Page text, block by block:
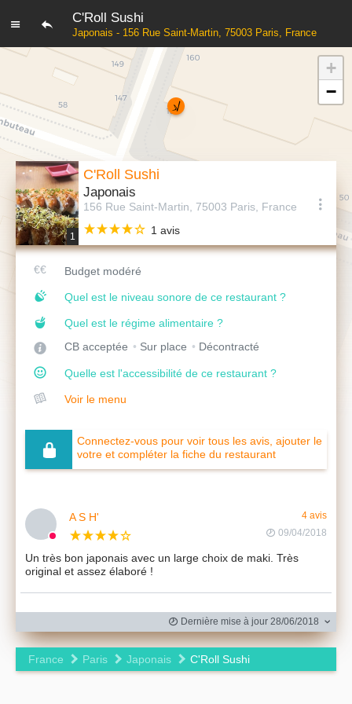
C'Roll Sushi
Japonais - 156 Rue Saint-Martin, 75003 Paris, France
1
C'Roll Sushi
Japonais
156 Rue Saint-Martin, 75003 Paris, France
1 avis
Budget modéré
Quel est le niveau sonore de ce restaurant ?
Quel est le régime alimentaire ?
CB acceptée
Sur place Décontracté
Quelle est l'accessibilité de ce restaurant ?
Voir le menu
Connectez-vous pour voir tous les avis, ajouter le
votre et compléter la fiche du restaurant
A S H'
4 avis
09/04/2018
Un très bon japonais avec un large choix de maki. Très
original et assez élaboré !
Dernière mise à jour 28/06/2018
France Paris Japonais C'Roll Sushi
+
−